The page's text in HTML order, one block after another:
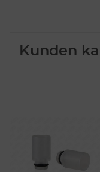
Kunden